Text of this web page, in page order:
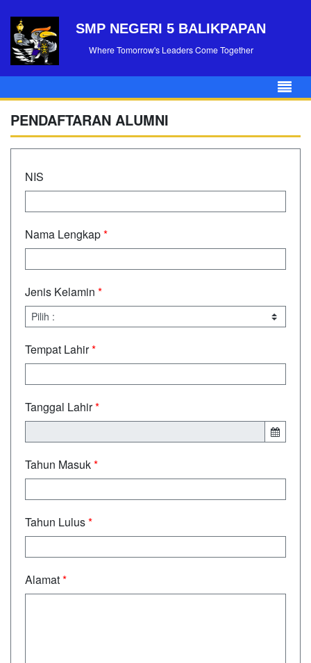
SMP NEGERI 5 BALIKPAPAN
Where Tomorrow's Leaders Come Together
PENDAFTARAN ALUMNI
NIS
Nama Lengkap*
Jenis Kelamin *
Tempat Lahir*
Tanggal Lahir*
Tahun Masuk*
Tahun Lulus*
Alamat*